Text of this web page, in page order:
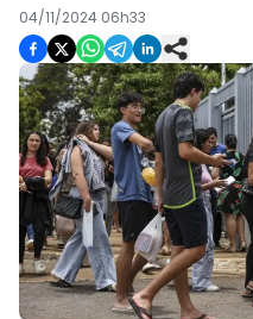
04/11/2024 06h33